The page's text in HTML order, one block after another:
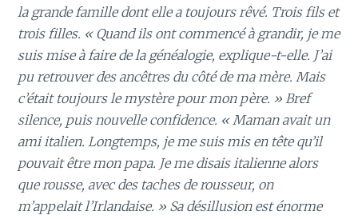
la grande famille dont elle a toujours rêvé. Trois fils et
trois filles. « Quand ils ont commencé à grandir, je me
suis mise à faire de la généalogie, explique-t-elle. J’ai
pu retrouver des ancêtres du côté de ma mère. Mais
c’était toujours le mystère pour mon père. » Bref
silence, puis nouvelle confidence. « Maman avait un
ami italien. Longtemps, je me suis mis en tête qu’il
pouvait être mon papa. Je me disais italienne alors
que rousse, avec des taches de rousseur, on
m’appelait l’Irlandaise. » Sa désillusion est énorme